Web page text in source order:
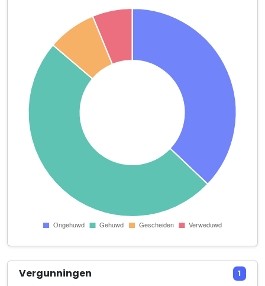
Lingsforterweg 91
L & G Peters Tussenholding B.V.
Schans 5
L.H. Bouw
J.Henry Dunantstraat 19
Marco van Rens Holding B.V.
Raadhuisplein 11
OSCP B.V.
Maasstraat 110 A
Raven Arcen Management B.V.
Reivers Interieurs & Timmerwerken
Derckxweg 17
R.L.M Timmermans Import en Export
Vergunningen 1